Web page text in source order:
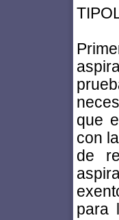
que
con
de
para